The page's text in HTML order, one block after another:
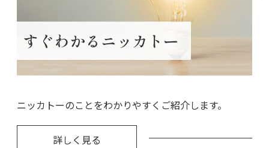
すぐわかるニッカトー
ニッカトーのことをわかりやすくご紹介します。
詳しく見る